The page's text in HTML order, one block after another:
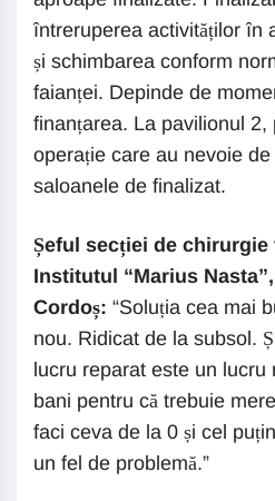
întreruperea activităților în
și schimbarea conform
faianței. Depinde de
finanțarea. La pavilionul 2,
operație care au nevoie
saloanele de finalizat.
Șeful secției de chirurgie
Institutul “Marius
Cordoș: “Soluția cea mai
nou. Ridicat de la subsol.
lucru reparat este un
bani pentru că trebuie
faci ceva de la 0 și cel
un fel de problemă.”